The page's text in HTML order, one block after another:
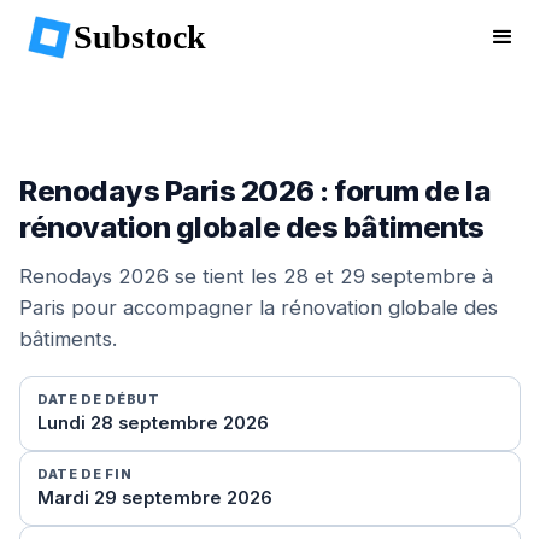
Substock
Renodays Paris 2026 : forum de la
rénovation globale des bâtiments
Renodays 2026 se tient les 28 et 29 septembre à
Paris pour accompagner la rénovation globale des
bâtiments.
DATE DE DÉBUT
Lundi 28 septembre 2026
DATE DE FIN
Mardi 29 septembre 2026